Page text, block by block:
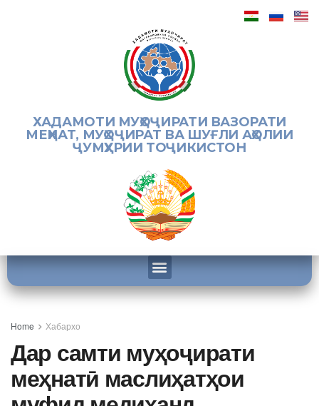
ХАДАМОТИ МУҲОҶИРАТИ ВАЗОРАТИ
МЕҲНАТ, МУҲОҶИРАТ ВА ШУҒЛИ АҲОЛИИ
ҶУМҲУРИИ ТОҶИКИСТОН
Home Хабархо
Дар самти муҳоҷирати
меҳнатӣ маслиҳатҳои